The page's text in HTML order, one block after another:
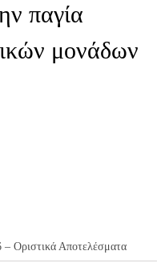
παγία
μονάδων
Οριστικά Αποτελέσματα